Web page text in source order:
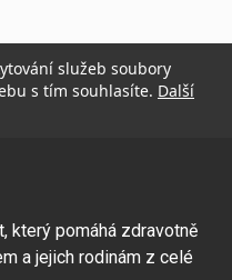
služeb soubory
s tím souhlasíte. Další
který pomáhá zdravotně
a jejich rodinám z celé